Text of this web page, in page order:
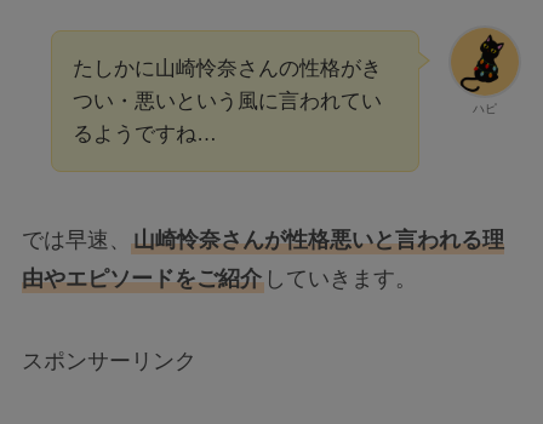
ハピ
たしかに山崎怜奈さんの性格がき
つい・悪いという風に言われてい
るようですね…
では早速、 山崎怜奈さんが性格悪いと言われる理
由やエピソードをご紹介していきます。
スポンサーリンク